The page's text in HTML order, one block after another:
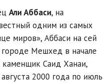
Али Аббаси, на
одним из самых
миров», Аббаси на сей
Мешхед в начале
каменщик Саид Ханаи,
2000 года по июль